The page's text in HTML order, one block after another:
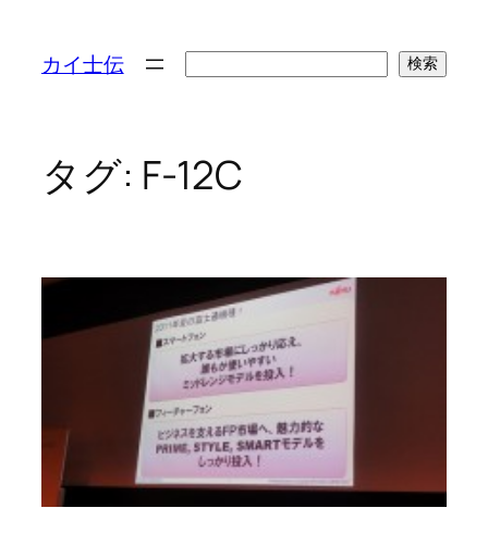
カイ士伝 検索
タグ: F-12C